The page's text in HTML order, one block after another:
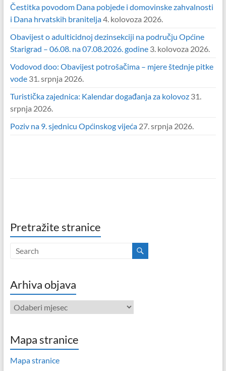
Čestitka povodom Dana pobjede i domovinske zahvalnosti
i Dana hrvatskih branitelja4. kolovoza 2026.
Obavijest o adulticidnoj dezinsekciji na području Općine
Starigrad – 06.08. na 07.08.2026. godine 3. kolovoza 2026.
Vodovod doo: Obavijest potrošačima – mjere štednje pitke
vode 31. srpnja 2026.
Turistička zajednica: Kalendar događanja za kolovoz 31.
srpnja 2026.
Poziv na 9. sjednicu Općinskog vijeća 27. srpnja 2026.
Pretražite stranice
Arhiva objava
Arhiva
objava
Mapa stranice
Mapa stranice